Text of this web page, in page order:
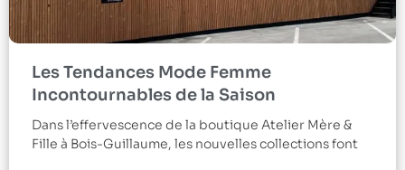
Les Tendances Mode Femme
Incontournables de la Saison
Dans l’effervescence de la boutique Atelier Mère &
Fille à Bois-Guillaume, les nouvelles collections font